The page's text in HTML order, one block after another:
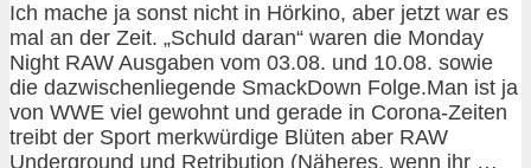
Ich mache ja sonst nicht in Hörkino, aber jetzt war es
mal an der Zeit. „Schuld daran“ waren die Monday
Night RAW Ausgaben vom 03.08. und 10.08. sowie
die dazwischenliegende SmackDown Folge.Man ist ja
von WWE viel gewohnt und gerade in Corona-Zeiten
treibt der Sport merkwürdige Blüten aber RAW
Underground und Retribution (Näheres, wenn ihr …